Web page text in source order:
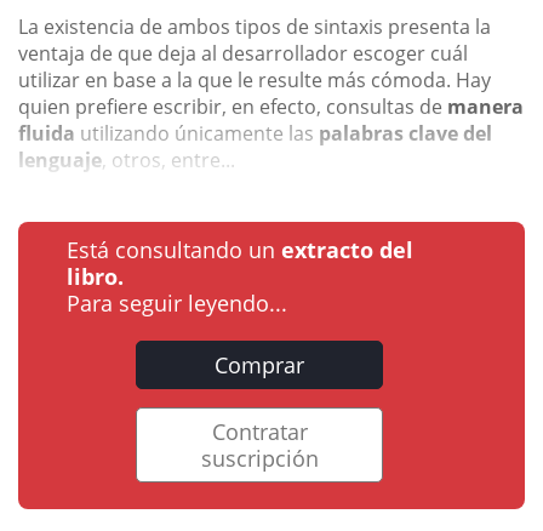
La existencia de ambos tipos de sintaxis presenta la
ventaja de que deja al desarrollador escoger cuál
utilizar en base a la que le resulte más cómoda. Hay
quien prefiere escribir, en efecto, consultas de manera
fluida utilizando únicamente las palabras clave del
lenguaje, otros, entre...
Está consultando un extracto del
libro.
Para seguir leyendo...
Comprar
Contratar
suscripción